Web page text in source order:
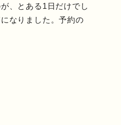
、とある1日だけでし
なりました。予約の